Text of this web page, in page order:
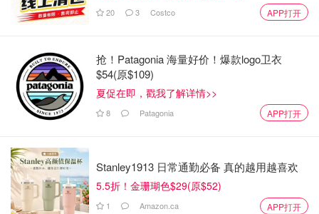
20 3 Costco APP打开
抢！Patagonia 海量好价！爆款logo卫衣
$54(原$109)
夏促在即，戳我了解详情>>
8 Patagonia APP打开
Stanley1913 日常通勤必备 真的越用越喜欢
5.5折！金珊瑚色$29(原$52)
1 Amazon.ca APP打开